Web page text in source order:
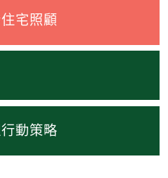
宅照顧
動策略